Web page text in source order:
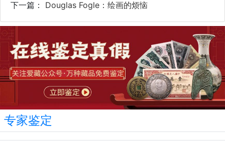
下一篇： Douglas Fogle：绘画的烦恼
专家鉴定